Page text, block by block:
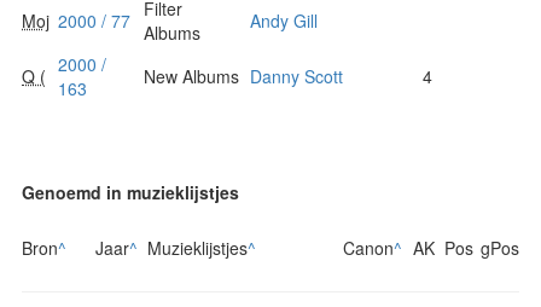
Moj 2000 / 77 Filter
Albums
Andy Gill
Q ( 2000 /
163
New Albums Danny Scott 4
Genoemd in muzieklijstjes
Bron^ Jaar^ Muzieklijstjes^ Canon^ AK Pos gPos